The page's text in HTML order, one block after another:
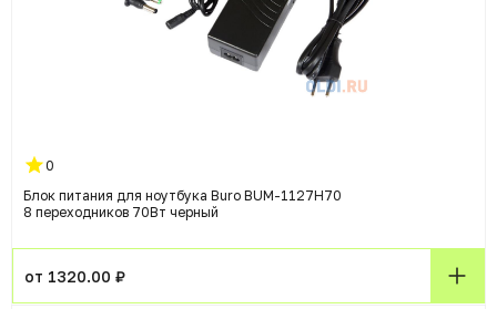
0
Блок питания для ноутбука Buro BUM-1127H70
8 переходников 70Вт черный
от 1320.00 ₽